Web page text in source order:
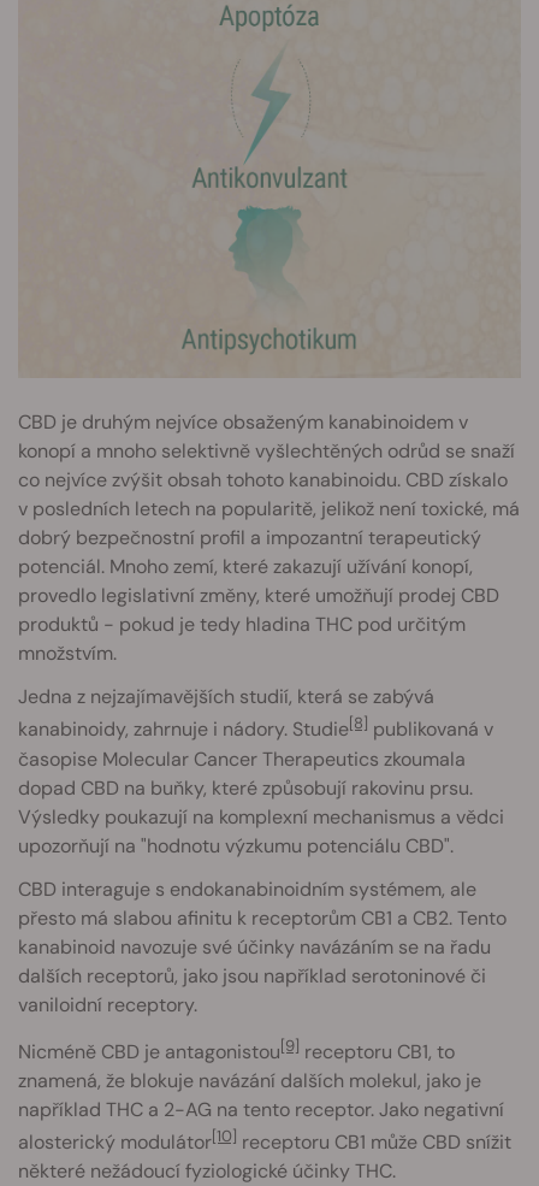
CBD je druhým nejvíce obsaženým kanabinoidem v
konopí a mnoho selektivně vyšlechtěných odrůd se snaží
co nejvíce zvýšit obsah tohoto kanabinoidu. CBD získalo
v posledních letech na popularitě, jelikož není toxické, má
dobrý bezpečnostní profil a impozantní terapeutický
potenciál. Mnoho zemí, které zakazují užívání konopí,
provedlo legislativní změny, které umožňují prodej CBD
produktů - pokud je tedy hladina THC pod určitým
množstvím.
Jedna z nejzajímavějších studií, která se zabývá
kanabinoidy, zahrnuje i nádory. Studie[8] publikovaná v
časopise Molecular Cancer Therapeutics zkoumala
dopad CBD na buňky, které způsobují rakovinu prsu.
Výsledky poukazují na komplexní mechanismus a vědci
upozorňují na "hodnotu výzkumu potenciálu CBD".
CBD interaguje s endokanabinoidním systémem, ale
přesto má slabou afinitu k receptorům CB1 a CB2. Tento
kanabinoid navozuje své účinky navázáním se na řadu
dalších receptorů, jako jsou například serotoninové či
vaniloidní receptory.
Nicméně CBD je antagonistou[9] receptoru CB1, to
znamená, že blokuje navázání dalších molekul, jako je
například THC a 2-AG na tento receptor. Jako negativní
alosterický modulátor[10] receptoru CB1 může CBD snížit
některé nežádoucí fyziologické účinky THC.